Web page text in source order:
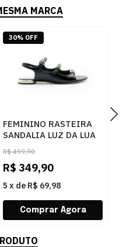
MARCA
FEMININO RASTEIRA
SANDALIA LUZ DA LUA
80270037 ATACAMA
PRETO
R$ 499,90
R$ 349,90
5 x de R$ 69,98
30% OFF